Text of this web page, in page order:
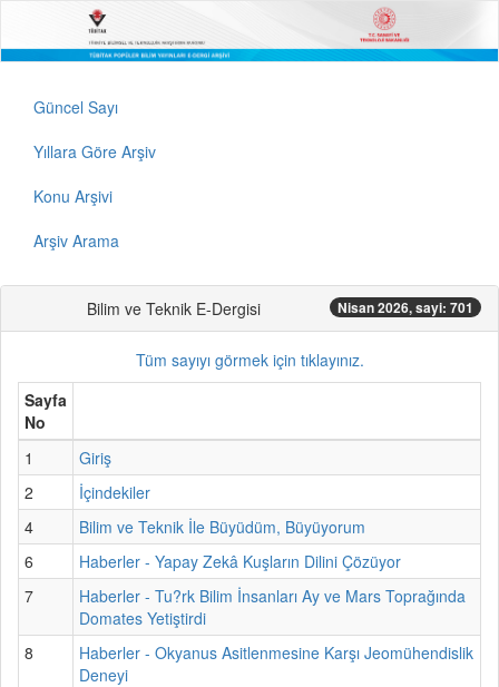
Güncel Sayı
Yıllara Göre Arşiv
Konu Arşivi
Arşiv Arama
Bilim ve Teknik E-Dergisi Nisan 2026, sayi: 701
Tüm sayıyı görmek için tıklayınız.
Sayfa
No
1
Giriş
2
İçindekiler
4
Bilim ve Teknik İle Büyüdüm, Büyüyorum
6
Haberler - Yapay Zekâ Kuşların Dilini Çözüyor
7
Haberler - Tu?rk Bilim İnsanları Ay ve Mars Toprağında
Domates Yetiştirdi
8
Haberler - Okyanus Asitlenmesine Karşı Jeomühendislik
Deneyi